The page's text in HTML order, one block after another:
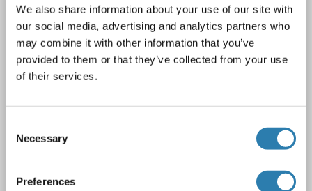
We also share information about your use of our site with
our social media, advertising and analytics partners who
may combine it with other information that you’ve
provided to them or that they’ve collected from your use
of their services.
Selection
Necessary
Preferences
CLECL1 Reaktivität: Human WB
Wirt: Kaninchen
Polyclonal
unconjugated
1 image